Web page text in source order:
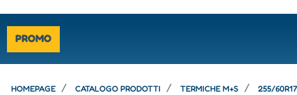
PROMO
HOMEPAGE CATALOGO PRODOTTI TERMICHE M+S 255/